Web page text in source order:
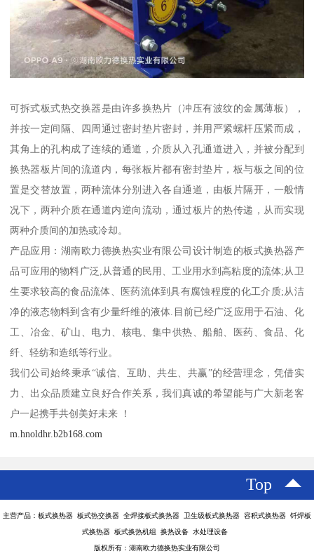
可拆式板式热交换器是由许多换热片（冲压有波纹的金属薄板），
并按一定间隔、四周通过密封垫片密封，并用严紧螺杆压紧而成，
其角上的孔构成了连续的通道，介质从入孔通道进入，并被分配到
换热器板片间的流道内，每张板片都有密封垫片，板与板之间的位
置是交替放置，两种流体分别进入各自通道，由板片隔开，一般情
况下，两种介质在通道内逆向流动，通过板片的热传递，从而实现
两种介质间的加热或冷却。
产品应用：湖南欧力德换热实业有限公司设计制造的板式换热器产
品可应用的物料广泛,从普通的民用、工业用水到高粘度的流体;从卫
生要求较高的食品流体、医药流体到具有腐蚀程度的化工介质;从洁
净的液态物料到含有少量纤维的液体.目前已经广泛应用于石油、化
工、冶金、矿山、电力、核电、集中供热、船舶、医药、食品、化
纤、轻纺和造纸等行业。
我们公司始终秉承“诚信、互助、共生、共赢”的经营理念，凭借实
力、出众品质建立良好合作关系，我们真诚的希望能与广大新老客
户一起携手共创美好未来 ！
m.hnoldhr.b2b168.com
Top
主营产品：板式换热器 板式热交换器 全焊接板式换热器 卫生级板式换热器 容积式换热器 钎焊板
式换热器 板式换热机组 换热设备 水处理设备
版权所有：湖南欧力德换热实业有限公司